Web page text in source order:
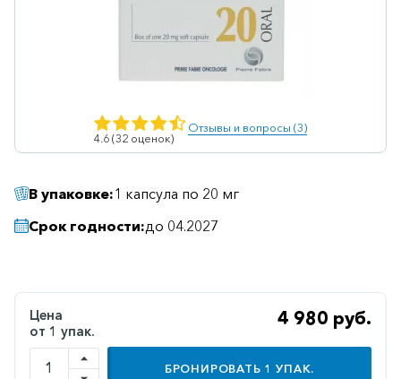
Гематологические
Гепатопротекторы
Диабетические
Желудочно-
кишечные
4.6 (32 оценок)
Отзывы и вопросы (3)
В упаковке:1 капсула по 20 мг
Срок годности:до 04.2027
Цена
от 1 упак.
4 980 руб.
БРОНИРОВАТЬ 1 УПАК.